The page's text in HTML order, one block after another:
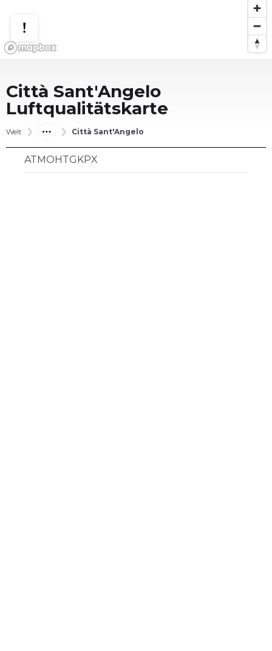
Città Sant'Angelo
Luftqualitätskarte
Welt Città Sant'Angelo
ATMOHTGKPX